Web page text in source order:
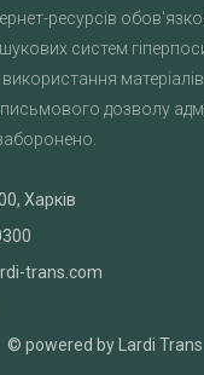
ресурсів
систем
дозволу
Харків
trans.com
© powered by Lardi Trans